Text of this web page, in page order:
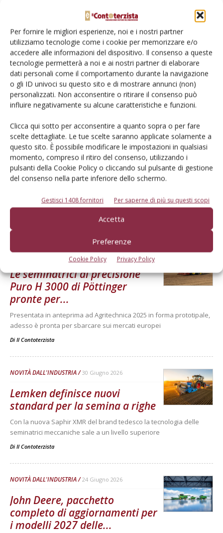
Per fornire le migliori esperienze, noi e i nostri partner
utilizziamo tecnologie come i cookie per memorizzare e/o
accedere alle informazioni del dispositivo. Il consenso a queste
tecnologie permetterà a noi e ai nostri partner di elaborare
dati personali come il comportamento durante la navigazione
o gli ID univoci su questo sito e di mostrare annunci (non)
personalizzati. Non acconsentire o ritirare il consenso può
influire negativamente su alcune caratteristiche e funzioni.
Clicca qui sotto per acconsentire a quanto sopra o per fare
scelte dettagliate. Le tue scelte saranno applicate solamente a
questo sito. È possibile modificare le impostazioni in qualsiasi
momento, compreso il ritiro del consenso, utilizzando i
pulsanti della Cookie Policy o cliccando sul pulsante di gestione
del consenso nella parte inferiore dello schermo.
Gestisci 1408 fornitori Per saperne di più su questi scopi
Accetta
Preferenze
Cookie Policy Privacy Policy
Cerca adesso
L'Esperto risponde
I consigli di Terra e Vita agli agricoltori
NOVITÀ DALL'INDUSTRIA 8 Luglio 2026
Le seminatrici di precisione
Puro H 3000 di Pöttinger
pronte per...
Presentata in anteprima ad Agritechnica 2025 in forma prototipale,
adesso è pronta per sbarcare sui mercati europei
Di Il Contoterzista
NOVITÀ DALL'INDUSTRIA 30 Giugno 2026
Lemken definisce nuovi
standard per la semina a righe
Con la nuova Saphir XMR del brand tedesco la tecnologia delle
seminatrici meccaniche sale a un livello superiore
Di Il Contoterzista
NOVITÀ DALL'INDUSTRIA 24 Giugno 2026
John Deere, pacchetto
completo di aggiornamenti per
i modelli 2027 delle...